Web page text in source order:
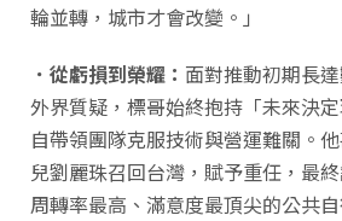
輪並轉，城市才會改變。」
．從虧損到榮耀： 面對推動初期長
外界質疑，標哥始終抱持「未來決
自帶領團隊克服技術與營運難關。
兒劉麗珠召回台灣，賦予重任，最
周轉率最高、滿意度最頂尖的公共